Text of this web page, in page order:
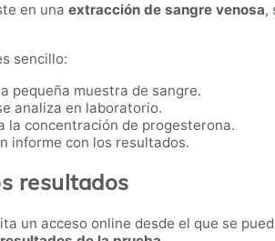
en una extracción de sangre venosa,
sencillo:
pequeña muestra de sangre.
analiza en laboratorio.
la concentración de progesterona.
informe con los resultados.
resultados
un acceso online desde el que se